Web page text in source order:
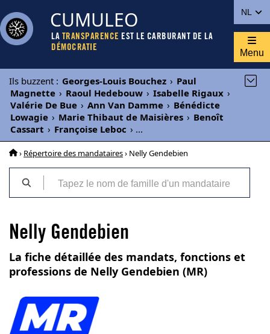
NL
CUMULEO
LA TRANSPARENCE EST LE CARBURANT DE LA
DÉMOCRATIE
Menu
Ils buzzent : Georges-Louis Bouchez › Paul
Magnette › Raoul Hedebouw › Isabelle Rigaux ›
Valérie De Bue › Ann Van Damme › Bénédicte
Lowagie › Marie Thibaut de Maisières › Benoît
Cassart › Françoise Leboc › ...
› Répertoire des mandataires› Nelly Gendebien
Nelly Gendebien
La fiche détaillée des mandats, fonctions et
professions de Nelly Gendebien (MR)